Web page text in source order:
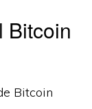
Bitcoin
Bitcoin